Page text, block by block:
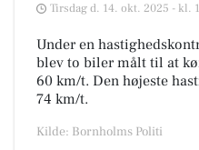
Tirsdag d. 14. okt. 2025 - kl.
Under en
blev to biler målt til at
60 km/t. Den højeste
74 km/t.
Kilde: Bornholms Politi